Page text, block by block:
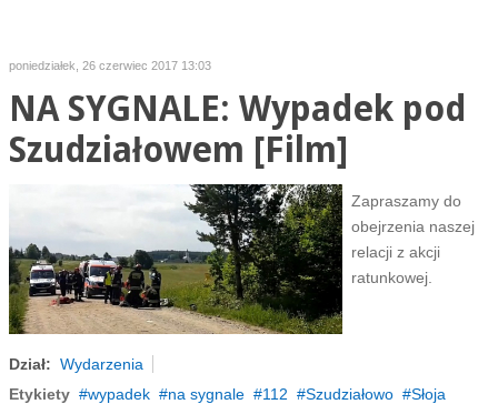
poniedziałek, 26 czerwiec 2017 13:03
NA SYGNALE: Wypadek pod
Szudziałowem [Film]
Zapraszamy do
obejrzenia naszej
relacji z akcji
ratunkowej.
Dział: Wydarzenia
Etykiety
wypadek na sygnale 112 Szudziałowo
Słoja